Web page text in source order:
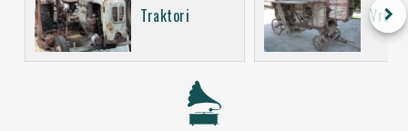
Traktori keyboard_arrow_right